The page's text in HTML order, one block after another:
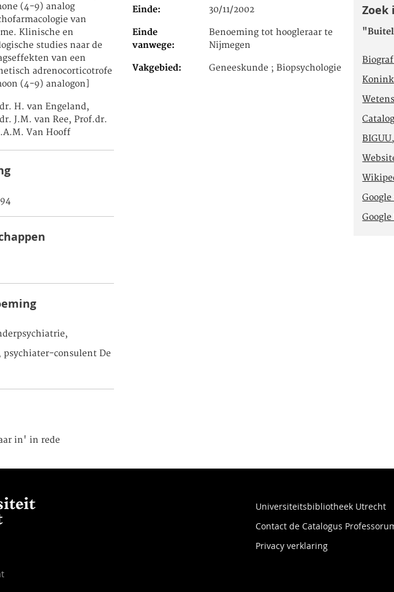
(4-9) analog
van
Klinische en
studies naar de
van een
adrenocorticotrofe
(4-9) analogon]
H. van Engeland,
J.M. van Ree, Prof.dr.
Van Hooff
psychiater-consulent De
in' in rede
Einde 30/11/2002
Einde
vanwege
Benoeming tot hoogleraar te
Nijmegen
Vakgebied Geneeskunde ; Biopsychologie
Zoek
Universiteitsbibliotheek Utrecht
Contact de Catalogus
Privacy verklaring